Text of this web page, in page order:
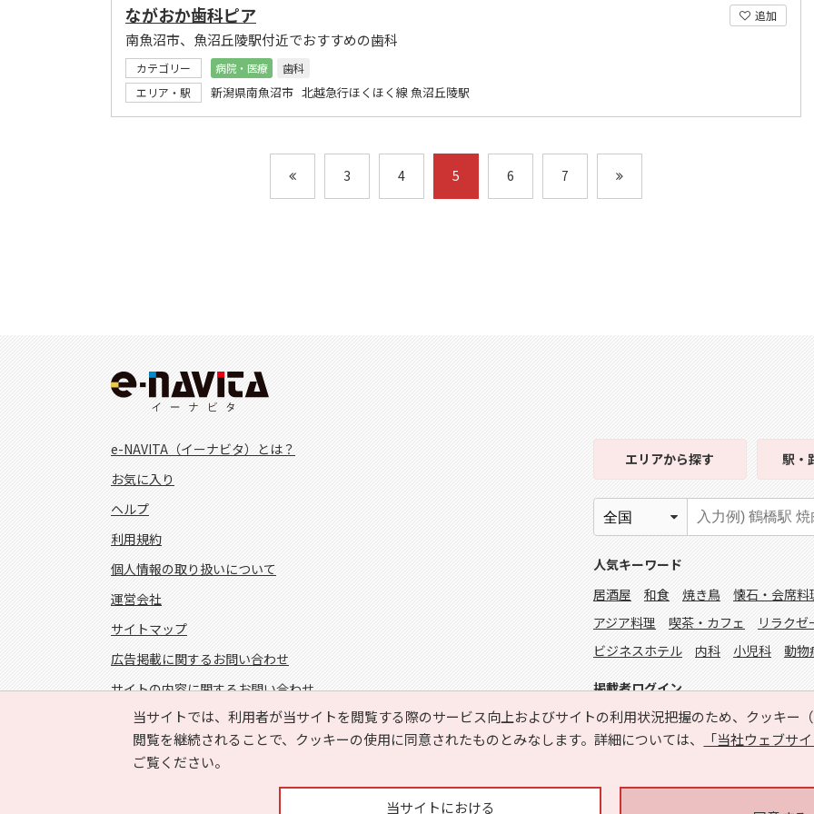
追加
ながおか歯科ピア
南魚沼市、魚沼丘陵駅付近でおすすめの歯科
カテゴリー 病院・医療
歯科
エリア・駅
新潟県南魚沼市 北越急行ほくほく線 魚沼丘陵駅
3 4 5 6 7
当サイトでは、利用者が当サイトを閲覧する際のサービス向上およびサイトの利用状況把握のため、クッキー
閲覧を継続されることで、クッキーの使用に同意されたものとみなします。詳細については、
「当社ウェブサ
ご覧ください。
当サイトにおける
e-NAVITA（イーナビタ）とは？
お気に入り
ヘルプ
利用規約
個人情報の取り扱いについて
運営会社
サイトマップ
広告掲載に関するお問い合わせ
サイトの内容に関するお問い合わせ
エリアから探す 駅・
人気キーワード
居酒屋
和食 焼き鳥 懐石・会席料
アジア料理
喫茶・カフェ リラクゼ
ビジネスホテル
内科 小児科 動物
掲載者ログイン
FOLLOW US!